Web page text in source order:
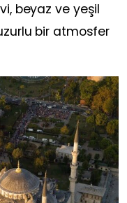
beyaz ve yeşil
bir atmosfer